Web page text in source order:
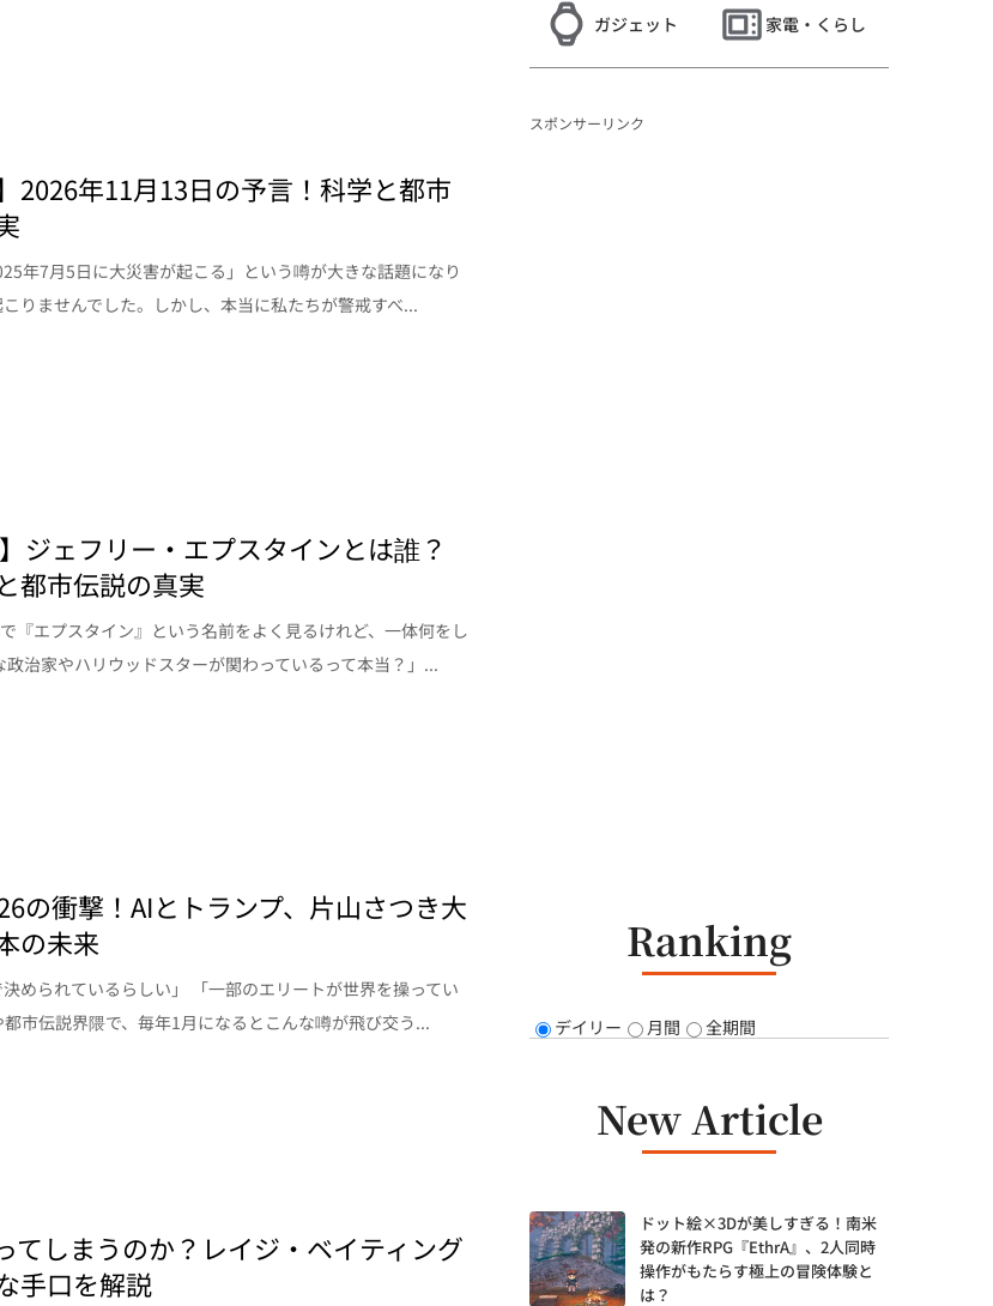
2026年11月13日の予言！科学と都市
年7月5日に大災害が起こる」という噂が大きな話題になり
りませんでした。しかし、本当に私たちが警戒すべ...
ジェフリー・エプスタインとは誰？
都市伝説の真実
で『エプスタイン』という名前をよく見るけれど、一体何をし
政治家やハリウッドスターが関わっているって本当？」...
の衝撃！AIとトランプ、片山さつき大
の未来
決められているらしい」 「一部のエリートが世界を操ってい
都市伝説界隈で、毎年1月になるとこんな噂が飛び交う...
てしまうのか？レイジ・ベイティング
手口を解説
ガジェット 家電・くらし
スポンサーリンク
Ranking
デイリー 月間 全期間
New Article
ドット絵×3Dが美しすぎる！南米
発の新作RPG『EthrA』、2人同時
操作がもたらす極上の冒険体験と
は？